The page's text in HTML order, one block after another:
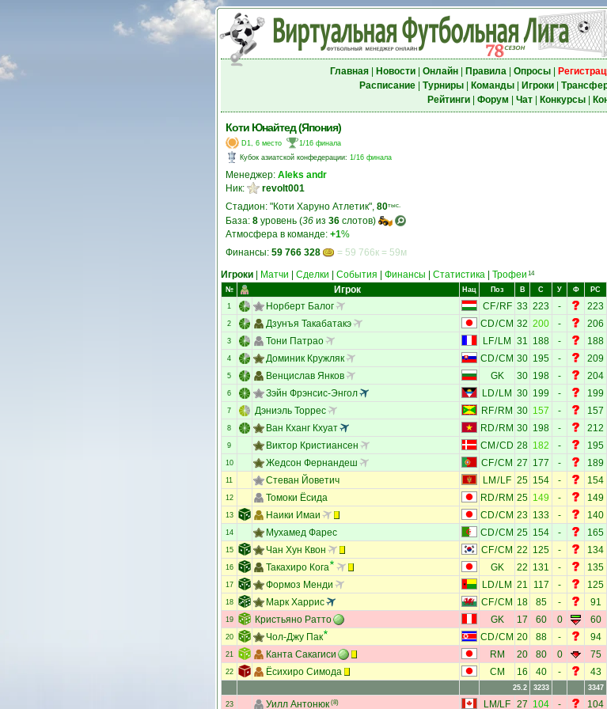
Главная| Новости| Онлайн| Правила| Опросы|
Расписание| Турниры| Команды| Игроки|
Рейтинги| Форум Чат| Конкурсы|
Коти Юнайтед (Япония)
D1, 6 место
1/16 финала
Кубок азиатской конфедерации: 1/16 финала
Менеджер: Aleks andr
Ник:
revolt001
Стадион: "Коти Харуно Атлетик", 80тыс.
База: 8 уровень (36 из 36 слотов)
Атмосфера в команде: +1%
Финансы: 59 766 328 = 59 766к = 59м
Игроки Матчи Сделки События Финансы Статистика Трофеи 14
№ Игрок Нац Поз В С У Ф РС
1 Норберт Балог CF/RF 33 223 - 223
2 Дзунъя Такабатакэ CD/CM 32 200 - 206
3 Тони Патрао LF/ LM 31 188 - 188
4 Доминик Кружляк CD/CM 30 195 - 209
5 Венцислав Янков GK 30 198 - 204
6 Зэйн Фрэнсис-Энгол LD/ LM 30 199 - 199
7 Дэниэль Торрес RF/ RM 30 157 - 157
8 Ван Кханг Кхуат RD/ RM 30 198 - 212
9 Виктор Кристиансен CM /CD 28 182 - 195
10 Жедсон Фернандеш CF/CM 27 177 - 189
11 Стеван Йоветич LM / LF 25 154 - 154
12 Томоки Ёсида RD/ RM 25 149 - 149
13 Наики Имаи CD/CM 23 133 - 140
14 Мухамед Фарес CD/CM 25 154 - 165
15 Чан Хун Квон CF/CM 22 125 - 134
16 Такахиро Кога GK 22 131 - 135
17 Формоз Менди LD/ LM 21 117 - 125
18 Марк Харрис CF/CM 18 85 - 91
19 Кристьяно Ратто GK 17 60 0 60
20 Чол-Джу Пак CD/CM 20 88 - 94
21 Канта Сакагиси RM 20 80 0 75
22 Ёсихиро Симода CM 16 40 - 43
25.2 3233 3347
23 Уилл Антонюк (8) LM/LF 27 104 - 104